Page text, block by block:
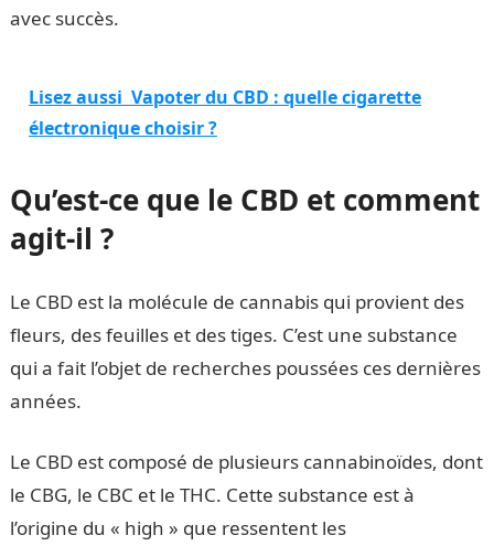
avec succès.
Lisez aussi Vapoter du CBD : quelle cigarette
électronique choisir ?
Qu’est-ce que le CBD et comment
agit-il ?
Le CBD est la molécule de cannabis qui provient des
fleurs, des feuilles et des tiges. C’est une substance
qui a fait l’objet de recherches poussées ces dernières
années.
Le CBD est composé de plusieurs cannabinoïdes, dont
le CBG, le CBC et le THC. Cette substance est à
l’origine du « high » que ressentent les